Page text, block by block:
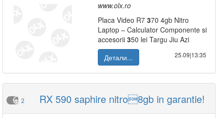
www.olx.ro
Placa Video R7 370 4gb Nitro
Laptop – Calculator Componente si
accesorii 350 lei Targu Jiu Azi
Детали...
25.09|13:35
2 RX 590 saphire nitro8gb in garantie!